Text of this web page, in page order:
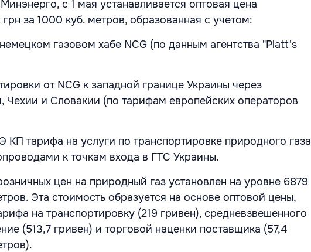
с 1 мая устанавливается оптовая цена
за 1000 куб. метров, образованная с учетом:
газовом хабе NCG (по данным агентства "Platt's
от NCG к западной границе Украины через
Чехии и Словакии (по тарифам европейских операторов
КП тарифа на услуги по транспортировке природного газа
к точкам входа в ГТС Украины.
цен на природный газ установлен на уровне 6879
Эта стоимость образуется на основе оптовой цены,
на транспортировку (219 гривен), средневзвешенного
(513,7 гривен) и торговой наценки поставщика (57,4